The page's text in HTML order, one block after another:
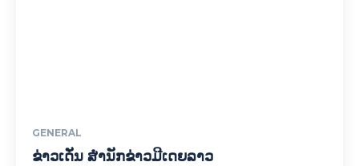
GENERAL
ຂ່າວເດັ່ນ ສຳນັກຂ່າວມີເດຍລາວ